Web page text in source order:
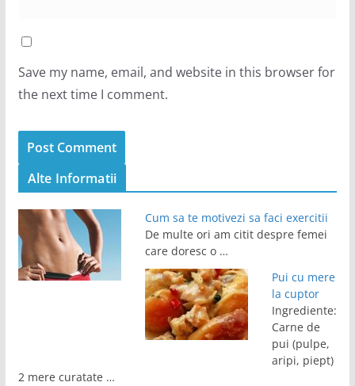
Save my name, email, and website in this browser for
the next time I comment.
Alte Informatii
Cum sa te motivezi sa faci exercitii
De multe ori am citit despre femei
care doresc o …
Pui cu mere
la cuptor
Ingrediente:
Carne de
pui (pulpe,
aripi, piept)
2 mere curatate …